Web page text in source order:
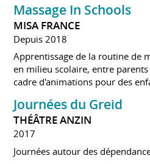
Massage In Schools
MISA FRANCE
Depuis 2018
Apprentissage de la routine de
en milieu scolaire, entre
cadre d'animations pour des
Journées du Greid
THÉÂTRE ANZIN
2017
Journées autour des